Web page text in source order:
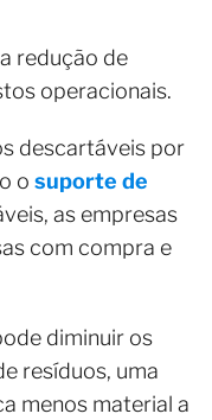
redução de
operacionais.
descartáveis por
o suporte de
as empresas
com compra e
diminuir os
resíduos, uma
menos material a